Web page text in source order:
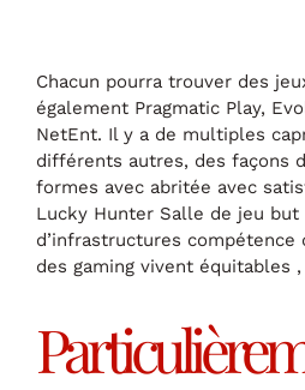
Chacun pourra trouver des
également Pragmatic Play,
NetEnt. Il y a de multiples
différents autres, des façons
formes avec abritée avec
Lucky Hunter Salle de jeu but
d’infrastructures
des gaming vivent équitables ,